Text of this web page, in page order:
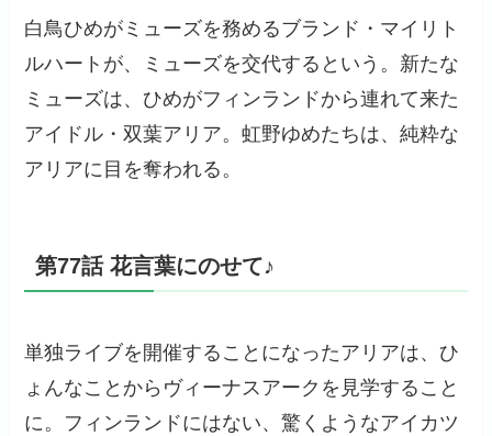
白鳥ひめがミューズを務めるブランド・マイリト
ルハートが、ミューズを交代するという。新たな
ミューズは、ひめがフィンランドから連れて来た
アイドル・双葉アリア。虹野ゆめたちは、純粋な
アリアに目を奪われる。
第77話 花言葉にのせて♪
単独ライブを開催することになったアリアは、ひ
ょんなことからヴィーナスアークを見学すること
に。フィンランドにはない、驚くようなアイカツ